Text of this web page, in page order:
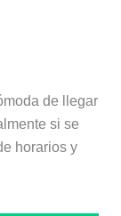
de llegar
si se
horarios y